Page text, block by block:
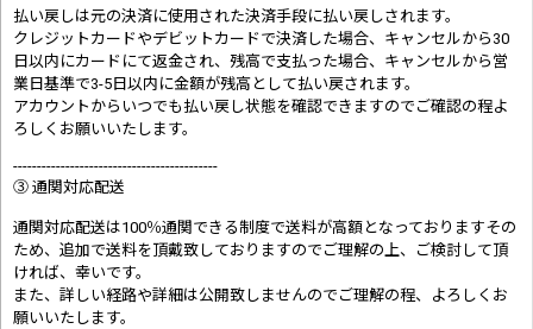
払い戻しは元の決済に使用された決済手段に払い戻しされます。
クレジットカードやデビットカードで決済した場合、キャンセルから30
日以内にカードにて返金され、残高で支払った場合、キャンセルから営
業日基準で3-5日以内に金額が残高として払い戻されます。
アカウントからいつでも払い戻し状態を確認できますのでご確認の程よ
ろしくお願いいたします。
-------------------------------------------
③ 通関対応配送
通関対応配送は100％通関できる制度で送料が高額となっておりますその
ため、追加で送料を頂戴致しておりますのでご理解の上、ご検討して頂
ければ、幸いです。
また、詳しい経路や詳細は公開致しませんのでご理解の程、よろしくお
願いいたします。